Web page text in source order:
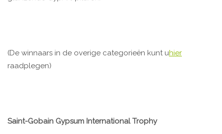
(De winnaars in de overige categorieën kunt uhier
raadplegen)
Saint-Gobain Gypsum International Trophy